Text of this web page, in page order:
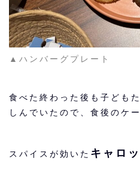
▲ハンバーグプレート
食べた終わった後も子ども
しんでいたので、食後のケ
スパイスが効いた キャロ